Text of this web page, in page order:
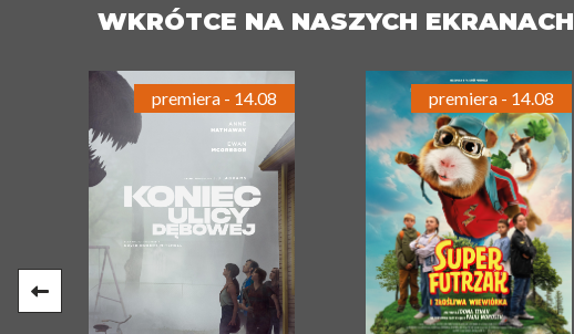
WKRÓTCE NA NASZYCH EKRANACH
premiera - 14.08 premiera - 14.08